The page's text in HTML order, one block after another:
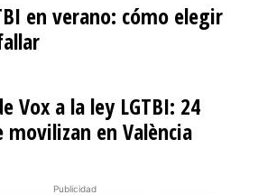
en verano: cómo elegir
Vox a la ley LGTBI: 24
movilizan en València
Publicidad